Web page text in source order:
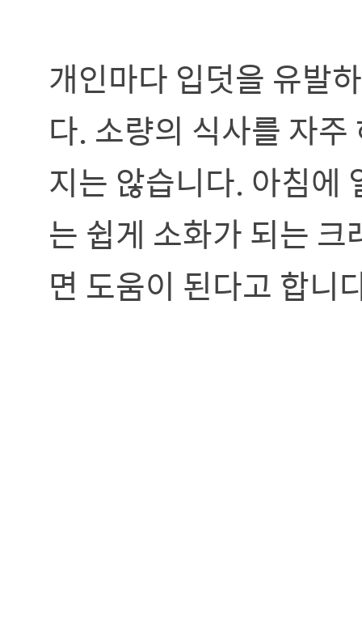
개인마다 입덧을 유발
다. 소량의 식사를 자
지는 않습니다. 아침에
는 쉽게 소화가 되는
면 도움이 된다고 합니